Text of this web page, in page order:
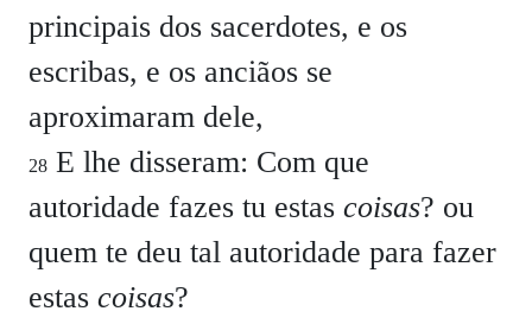
principais dos sacerdotes, e os
escribas, e os anciãos se
aproximaram dele,
28 E lhe disseram: Com que
autoridade fazes tu estas coisas? ou
quem te deu tal autoridade para fazer
estas coisas?